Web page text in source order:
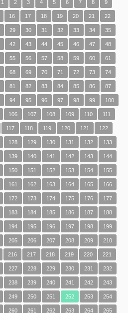
1 2 3 4 5 6 7 8 9
16 17 18 19 20 21 22
29 30 31 32 33 34 35
42 43 44 45 46 47 48
55 56 57 58 59 60 61
68 69 70 71 72 73 74
81 82 83 84 85 86 87
94 95 96 97 98 99 100
106 107 108 109 110 111
117 118 119 120 121 122
128 129 130 131 132 133
139 140 141 142 143 144
150 151 152 153 154 155
161 162 163 164 165 166
172 173 174 175 176 177
183 184 185 186 187 188
194 195 196 197 198 199
205 206 207 208 209 210
216 217 218 219 220 221
227 228 229 230 231 232
238 239 240 241 242 243
249 250 251 252 253 254
260 261 262 263 264 265